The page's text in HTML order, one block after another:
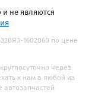
не являются
1602060 по цене
через
к нам в любой из